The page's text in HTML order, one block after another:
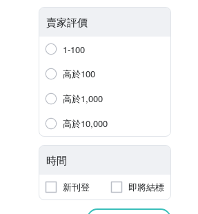
賣家評價
1-100
高於100
高於1,000
高於10,000
時間
新刊登 即將結標